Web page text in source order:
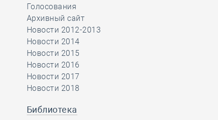
Голосования
Архивный сайт
Новости 2012-2013
Новости 2014
Новости 2015
Новости 2016
Новости 2017
Новости 2018
Библиотека